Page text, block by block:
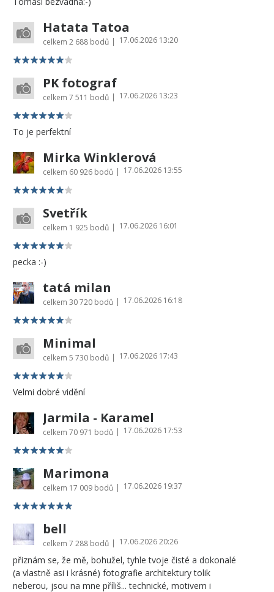
Hatata Tatoa
celkem 2 688 bodů | 17.06.2026 13:20
PK fotograf
celkem 7 511 bodů | 17.06.2026 13:23
To je perfektní
Mirka Winklerová
celkem 60 926 bodů | 17.06.2026 13:55
Svetřík
celkem 1 925 bodů | 17.06.2026 16:01
pecka :-)
tatá milan
celkem 30 720 bodů | 17.06.2026 16:18
Minimal
celkem 5 730 bodů | 17.06.2026 17:43
Velmi dobré vidění
Jarmila - Karamel
celkem 70 971 bodů | 17.06.2026 17:53
Marimona
celkem 17 009 bodů | 17.06.2026 19:37
bell
celkem 7 288 bodů | 17.06.2026 20:26
přiznám se, že mě, bohužel, tyhle tvoje čisté a dokonalé
(a vlastně asi i krásné) fotografie architektury tolik
neberou, jsou na mne příliš... technické, motivem i